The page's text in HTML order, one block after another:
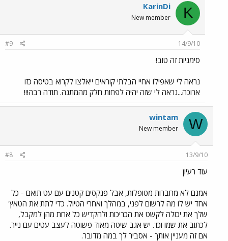
K
KarinDi
New member
14/9/10
#9
סימניות זה טוב!
נראה לי שאפילו אחיי הבלתי קוראים ייאלצו לקרוא בטיסה כזו
ארוכה...נראה לי שזה יהיה לפחות חלק מהמתנה. תודה רבה!!!
W
wintam
New member
13/9/10
#8
עוד רעיון
אמנם לא מחברות מטופלות, אבל פנקסים קטנים עם עט תואם - כל
אחד יש לו מה לרשום לפני, במהלך ואחרי הטיול. כדי לתת את הטאץ'
שלך את יכולה לקשט את הכריכות ולהקדיש כל אחת מהן למקבל,
לכתוב את שמו וכו'. יש אגב שיטה מאוד פשוטה לעצב עטים עם נייר.
אם זה מעניין אותך - אסביר לך במה מדובר.